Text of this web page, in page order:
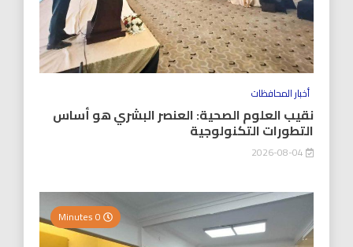
أخبار المحافظات
نقيب العلوم الصحية: العنصر البشري هو أساس
التطورات التكنولوجية